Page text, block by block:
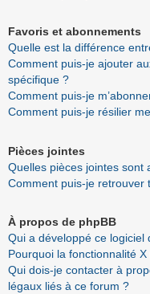
Favoris et abonnements
Quelle est la différence
Comment puis-je ajouter
spécifique ?
Comment puis-je
Comment puis-je résilier
Pièces jointes
Quelles pièces jointes sont
Comment puis-je retrouver
À propos de phpBB
Qui a développé ce logiciel
Pourquoi la fonctionnalité X
Qui dois-je contacter à
légaux liés à ce forum ?